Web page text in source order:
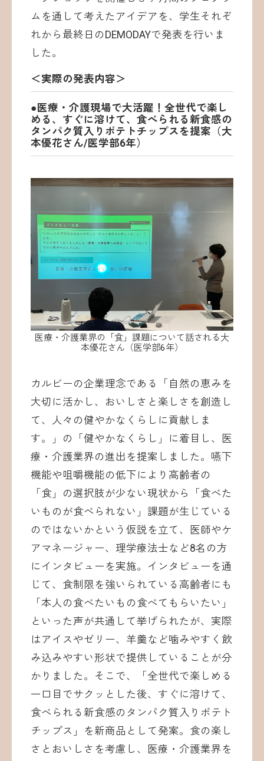
ムを通して考えたアイデアを、学生それぞ
れから最終日のDEMODAYで発表を行いま
した。
＜実際の発表内容＞
●医療・介護現場で大活躍！全世代で楽し
める、すぐに溶けて、食べられる新食感の
タンパク質入りポテトチップスを提案（大
本優花さん/医学部6年）
医療・介護業界の「食」課題について話される大
本優花さん（医学部6年）
カルビーの企業理念である「自然の恵みを
大切に活かし、おいしさと楽しさを創造し
て、人々の健やかなくらしに貢献しま
す。」の「健やかなくらし」に着目し、医
療・介護業界の進出を提案しました。嚥下
機能や咀嚼機能の低下により高齢者の
「食」の選択肢が少ない現状から「食べた
いものが食べられない」課題が生じている
のではないかという仮説を立て、医師やケ
アマネージャー、理学療法士など8名の方
にインタビューを実施。インタビューを通
じて、食制限を強いられている高齢者にも
「本人の食べたいもの食べてもらいたい」
といった声が共通して挙げられたが、実際
はアイスやゼリー、羊羹など噛みやすく飲
み込みやすい形状で提供していることが分
かりました。そこで、「全世代で楽しめる
一口目でサクッとした後、すぐに溶けて、
食べられる新食感のタンパク質入りポテト
チップス」を新商品として発案。食の楽し
さとおいしさを考慮し、医療・介護業界を